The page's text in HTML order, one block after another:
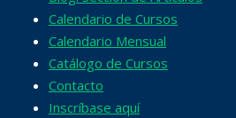
Calendario de Cursos
Calendario Mensual
Catálogo de Cursos
Contacto
Inscríbase aquí